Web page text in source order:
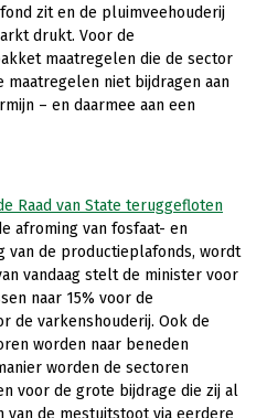
zomerbloemen
zit en de pluimveehouderij
drukt. Voor de
maatregelen die de sector
niet bijdragen aan
– en daarmee aan een
Raad van State teruggefloten
afroming van fosfaat- en
van de productieplafonds, wordt
vandaag stelt de minister voor
naar 15% voor de
de varkenshouderij. Ook de
worden naar beneden
worden de sectoren
voor de grote bijdrage die zij al
de mestuitstoot via eerdere